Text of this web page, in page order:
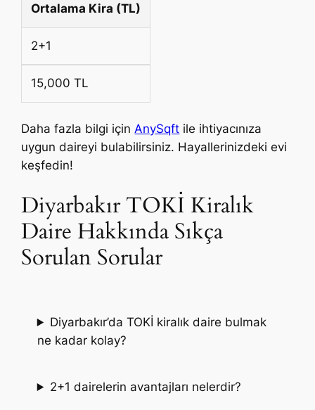
Ortalama Kira (TL)
2+1
15,000 TL
Daha fazla bilgi içinAnySqft ile ihtiyacınıza
uygun daireyi bulabilirsiniz. Hayallerinizdeki evi
keşfedin!
Diyarbakır TOKİ Kiralık
Daire Hakkında Sıkça
Sorulan Sorular
Diyarbakır’da TOKİ kiralık daire bulmak
ne kadar kolay?
2+1 dairelerin avantajları nelerdir?